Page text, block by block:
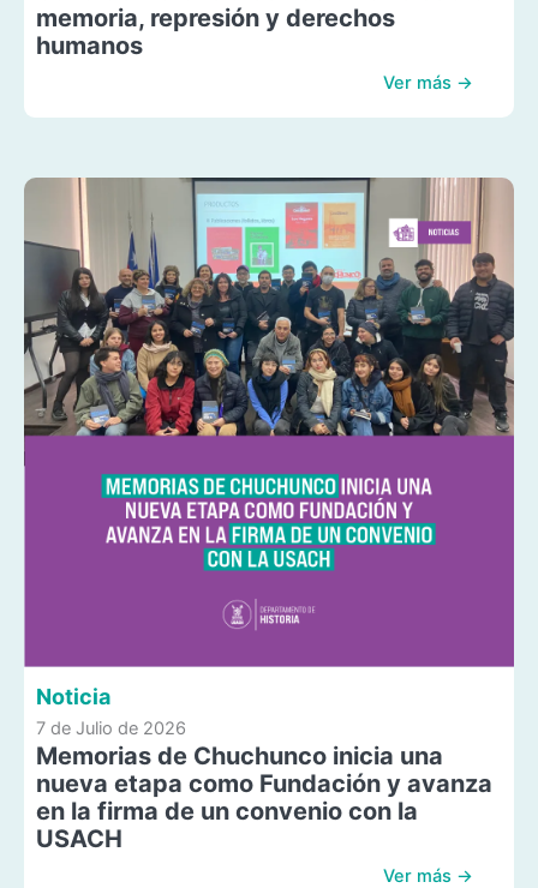
memoria, represión y derechos
humanos
Ver más →
Noticia
7 de Julio de 2026
Memorias de Chuchunco inicia una
nueva etapa como Fundación y avanza
en la firma de un convenio con la
USACH
Ver más →